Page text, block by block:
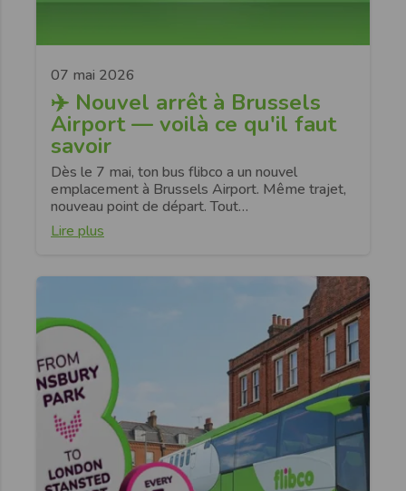
07 mai 2026
✈️ Nouvel arrêt à Brussels
Airport — voilà ce qu'il faut
savoir
Dès le 7 mai, ton bus flibco a un nouvel
emplacement à Brussels Airport. Même trajet,
nouveau point de départ. Tout…
Lire plus